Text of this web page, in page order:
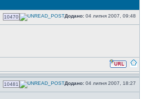
10470 Додано: 04 липня 2007, 09:48
10481 Додано: 04 липня 2007, 18:27